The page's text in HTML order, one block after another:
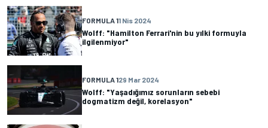
FORMULA 11 Nis 2024
Wolff: "Hamilton Ferrari'nin bu yılki formuyla
ilgilenmiyor"
FORMULA 129 Mar 2024
Wolff: "Yaşadığımız sorunların sebebi
dogmatizm değil, korelasyon"